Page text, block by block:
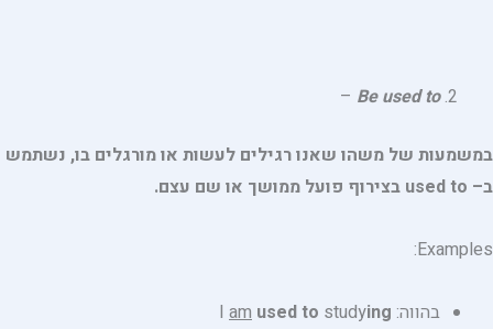
Be used to
–
במשמעות של משהו שאנו רגילים לעשות או מורגלים בו, נשתמש
ב– used to בצירוף פועל ממושך או שם עצם.
Examples:
בהווה: I am used to studying